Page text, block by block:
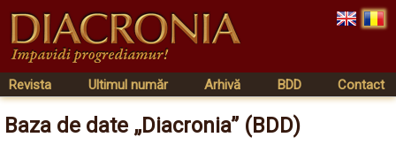
Revista Ultimul număr Arhivă BDD Contact
Baza de date „Diacronia” (BDD)